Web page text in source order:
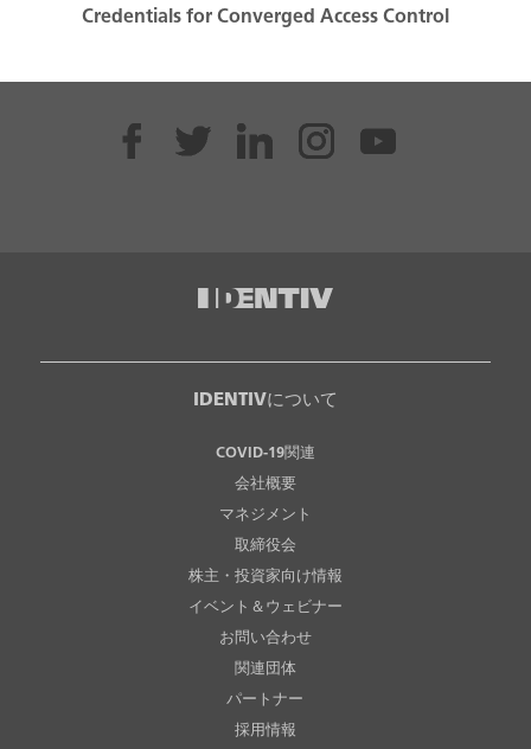
Credentials for Converged Access Control
IDENTIVについて
COVID-19関連
会社概要
マネジメント
取締役会
株主・投資家向け情報
イベント＆ウェビナー
お問い合わせ
関連団体
パートナー
採用情報